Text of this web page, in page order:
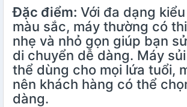
Đặc điểm: Với đa dạng
màu sắc, máy thường có
nhẹ và nhỏ gọn giúp bạn
di chuyển dễ dàng. Máy
thể dùng cho mọi lứa tuổi,
nên khách hàng có thể
dàng.